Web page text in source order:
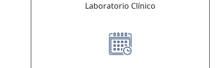
Laboratorio Clínico